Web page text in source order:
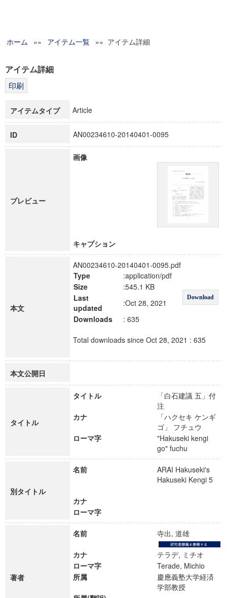
グローバルリサーチインスティテュート
科学研究費補助金研究成果報告書
博士課程教育リーディングプログラム「超成熟社会発展のサ
ホーム »» アイテム一覧 »» アイテム詳細
アイテム詳細
アイテムタイプ Article
ID AN00234610-20140401-0095
プレビュー
画像
キャプション
本文
AN00234610-20140401-0095.pdf
Type
:application/pdf
Download
Size
:545.1 KB
Last
updated
:Oct 28, 2021
Downloads
: 635
Total downloads since Oct 28, 2021 : 635
本文公開日
タイトル
タイトル
「白石建議 五」付
注
カナ
「ハクセキ ケンギ
ゴ」 フチュウ
ローマ字
"Hakuseki kengi
go" fuchu
別タイトル
名前
ARAI Hakuseki's
Hakuseki Kengi 5
カナ
ローマ字
著者
名前 寺出, 道雄
カナ
テラデ, ミチオ
ローマ字
Terade, Michio
所属
慶應義塾大学経済
学部教授